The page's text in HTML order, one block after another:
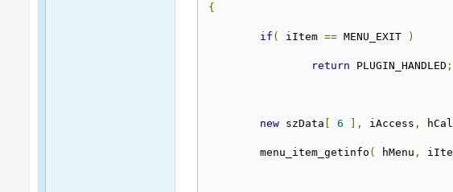
{
if ( iItem == MENU_EXIT )
return PLUGIN_HANDLED ;
new szData [ 6 ], iAccess ,
	menu_item_getinfo
( hMenu ,